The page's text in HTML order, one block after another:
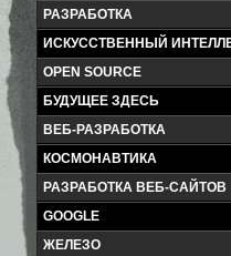
РАЗРАБОТКА
ИСКУССТВЕННЫЙ
OPEN SOURCE
БУДУЩЕЕ ЗДЕСЬ
ВЕБ-РАЗРАБОТКА
КОСМОНАВТИКА
РАЗРАБОТКА ВЕБ-САЙТОВ
GOOGLE
ЖЕЛЕЗО